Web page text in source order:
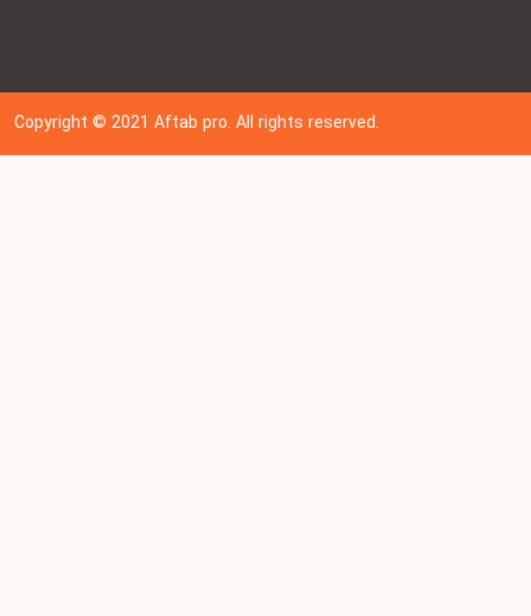
Copyright © 202 1Aftab pro. All rights reserved.